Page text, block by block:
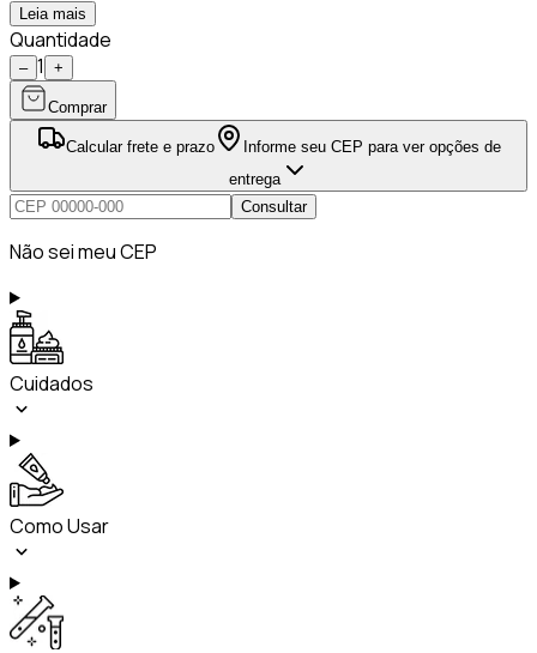
Leia mais
Quantidade
– 1 +
Comprar
Calcular frete e prazo
Informe seu CEP para ver opções de
entrega
Consultar
Não sei meu CEP
Cuidados
Como Usar